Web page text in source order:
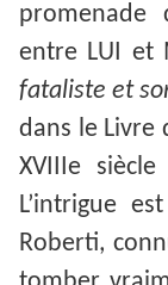
promenade
entre LUI et
fataliste et
dans le Livre
XVIIIe
L’intrigue
Roberti,